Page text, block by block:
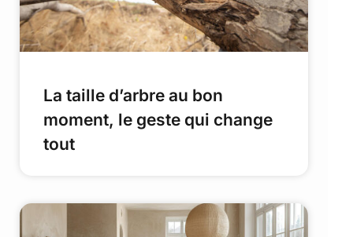
La taille d’arbre au bon
moment, le geste qui change
tout